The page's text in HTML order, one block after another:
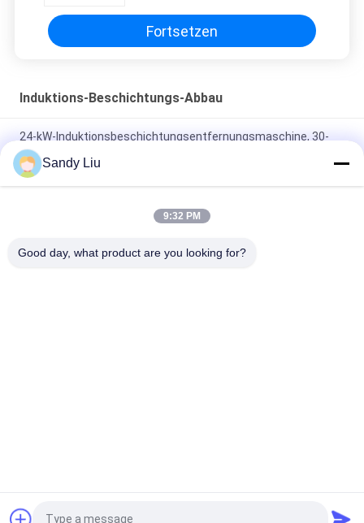
Fortsetzen
Induktions-Beschichtungs-Abbau
24-kW-Induktionsbeschichtungsentfernungsmaschine, 30-
kVA-Induktionsheizmaschine
Heizungs-schneller und effektiver beschichtender Abbau der
Oberfläche mit hoher Haltbarkeit
Sandy Liu
9:32 PM
Good day, what product are you looking for?